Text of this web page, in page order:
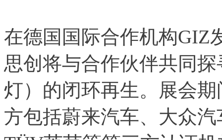
在德国国际合作机构GIZ
思创将与合作伙伴共同
灯）的闭环再生。展会
方包括蔚来汽车、大众